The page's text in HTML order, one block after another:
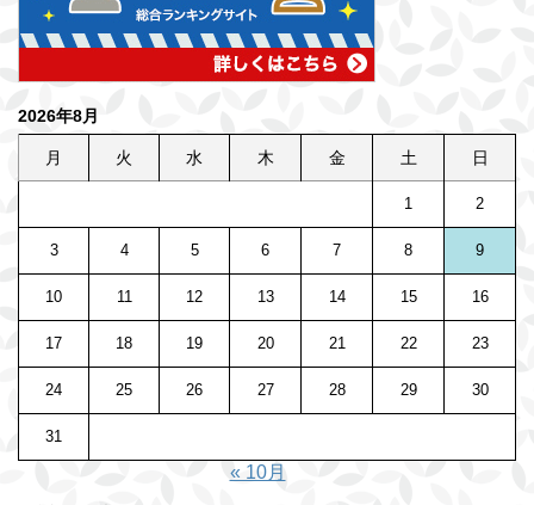
2026年8月
月 火 水 木 金 土 日
1 2
3 4 5 6 7 8 9
10 11 12 13 14 15 16
17 18 19 20 21 22 23
24 25 26 27 28 29 30
31
« 10月